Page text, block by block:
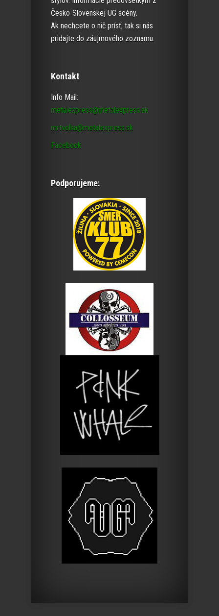
Česko-Slovenskej UG scény.
Ak nechcete o nič prísť, tak si nás
pridajte do záujmového zoznamu.
Kontakt
Info Mail:
metalexpress@metalexpress.sk
mrtvolka@metalexpress.sk
Facebook
Podporujeme: